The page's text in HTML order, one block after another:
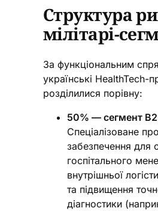
Структура
мілітарі-
За функціональним
українські HealthTech-
розділилися порівну:
50% — сегмент
Спеціалізоване
забезпечення для
госпітального
внутрішньої
та підвищення
діагностики